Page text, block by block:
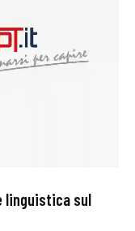
linguistica sul